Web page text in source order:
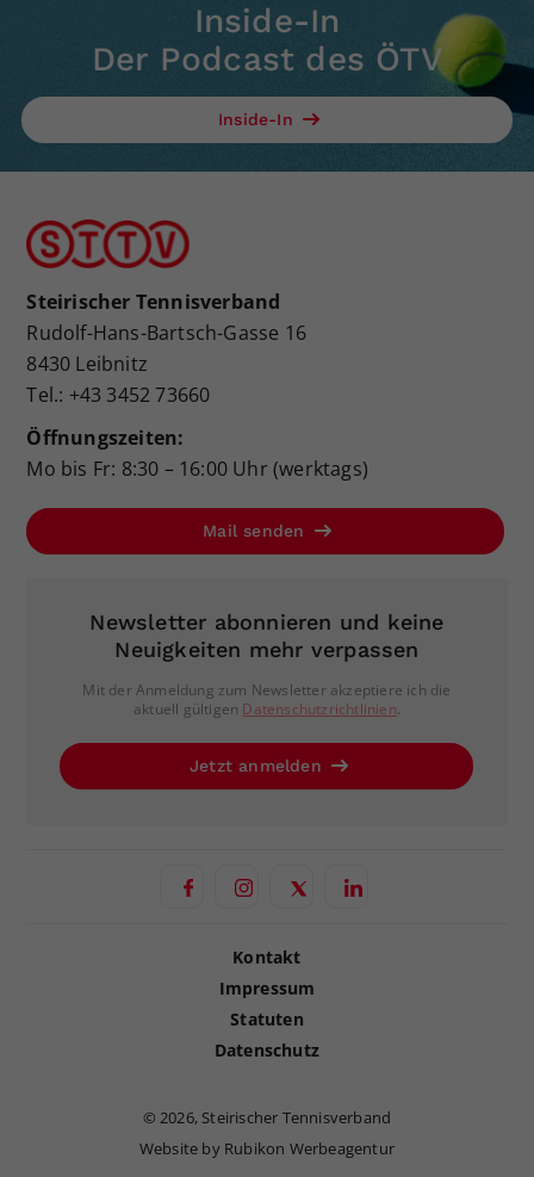
Inside-In
Der Podcast des ÖTV
Inside-In
Steirischer Tennisverband
Rudolf-Hans-Bartsch-Gasse 16
8430 Leibnitz
Tel.: +43 3452 73660
Öffnungszeiten:
Mo bis Fr: 8:30 – 16:00 Uhr (werktags)
Mail senden
Newsletter abonnieren und keine
Neuigkeiten mehr verpassen
Mit der Anmeldung zum Newsletter akzeptiere ich die
aktuell gültigen Datenschutzrichtlinien.
Jetzt anmelden
Kontakt
Impressum
Statuten
Datenschutz
©2026, Steirischer Tennisverband
Website by Rubikon Werbeagentur